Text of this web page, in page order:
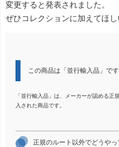
変更すると発表されました。
ぜひコレクションに加えてほし
この商品は「並行輸入品」です
「並行輸入品」は、メーカーが認める正
入された商品です。
正規のルート以外でどうやっ